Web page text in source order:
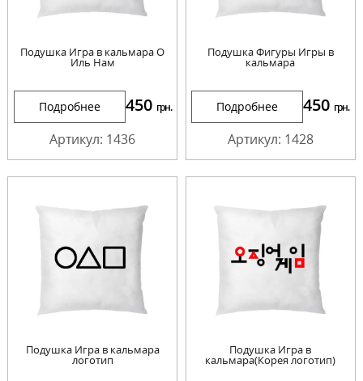
Подушка Игра в кальмара О
Иль Нам
Подробнее 450 грн.
Артикул: 1436
Подушка Фигуры Игры в
кальмара
Подробнее 450 грн.
Артикул: 1428
Подушка Игра в кальмара
логотип
Подушка Игра в
кальмара(Корея логотип)